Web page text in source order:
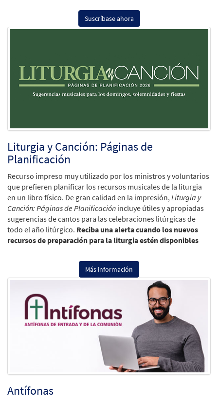
Suscríbase ahora
Liturgia y Canción: Páginas de
Planificación
Recurso impreso muy utilizado por los ministros y voluntarios
que prefieren planificar los recursos musicales de la liturgia
en un libro físico. De gran calidad en la impresión,Liturgia y
Canción: Páginas de Planificación incluye útiles y apropiadas
sugerencias de cantos para las celebraciones litúrgicas de
todo el año litúrgico. Reciba una alerta cuando los nuevos
recursos de preparación para la liturgia estén disponibles
Más información
Antífonas